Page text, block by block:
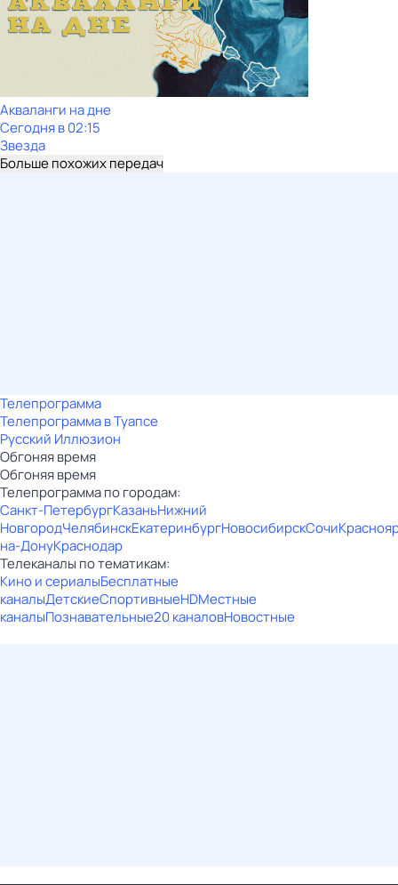
Акваланги на дне
Сегодня в 02:15
Звезда
Больше похожих передач
Телепрограмма
Телепрограмма в Туапсе
Русский Иллюзион
Обгоняя время
Обгоняя время
Телепрограмма по городам:
Санкт-ПетербургКазаньНижний
НовгородЧелябинскЕкатеринбургНовосибирскСочи
на-ДонуКраснодар
Телеканалы по тематикам:
Кино и сериалыБесплатные
каналыДетскиеСпортивныеHDМестные
каналыПознавательные20 каналовНовостные